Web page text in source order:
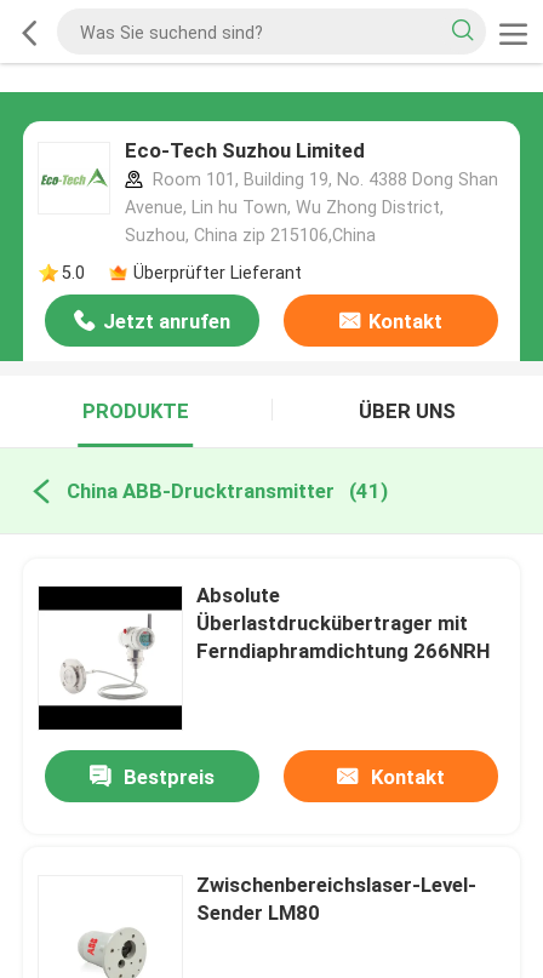
Eco-Tech Suzhou Limited
Room 101, Building 19, No. 4388 Dong Shan
Avenue, Lin hu Town, Wu Zhong District,
Suzhou, China zip 215106,China
5.0
Überprüfter Lieferant
Jetzt anrufen Kontakt
PRODUKTE ÜBER UNS
China ABB-Drucktransmitter (41)
Absolute
Überlastdruckübertrager mit
Ferndiaphramdichtung 266NRH
Bestpreis Kontakt
Zwischenbereichslaser-Level-
Sender LM80